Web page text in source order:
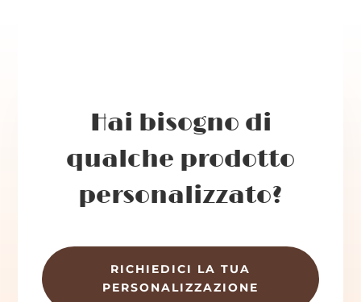
Hai bisogno di
qualche prodotto
personalizzato?
RICHIEDICI LA TUA
PERSONALIZZAZIONE